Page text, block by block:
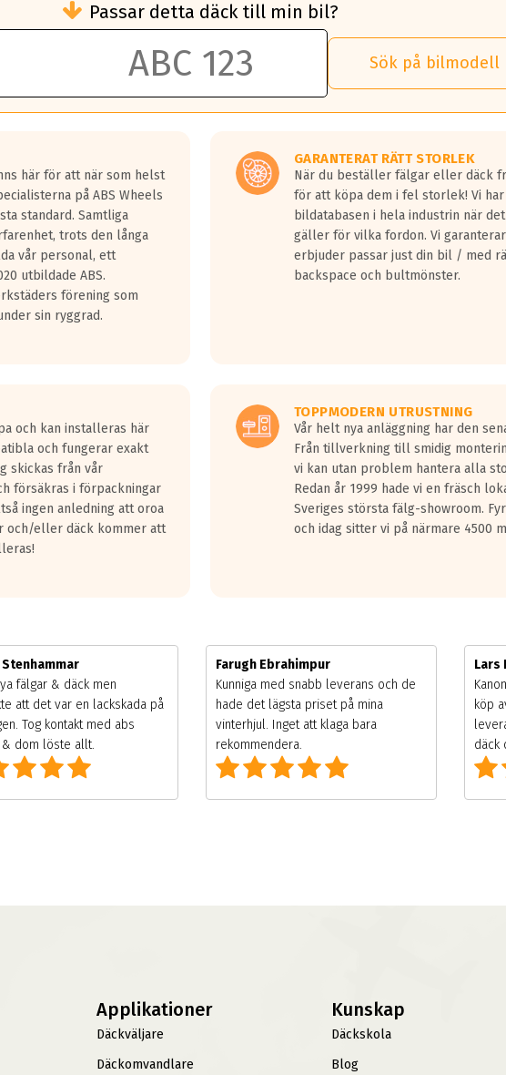
än ett klass G däck.
50 liter bränsle med ett klass A däck gentemot ett klass G däck.
vilken rutt du kör, samt vilken körstil du använder.
lastbilar.
på en väg där det ligger 0.5-1.5 mm vatten.
fyra billängder( ca 18meter) mellan däck med betyg A gentemot
överträffa motorljudet.
ett däck med vågar. Hög bullernivå markeras med svarta vågor
kraven som finns i dagsläget, men är inte längre tillåtna enligt nya
Passar detta däck till min bil?
Sök på bilmodell
här för att när som helst
på ABS Wheels
standard. Samtliga
trots den långa
vår personal, ett
utbildade ABS.
förening som
sin ryggrad.
GARANTERAT RÄTT STORLEK
När du beställer fälgar eller däck
för att köpa dem i fel storlek! Vi
bildatabasen i hela industrin när
gäller för vilka fordon. Vi
erbjuder passar just din bil / med
backspace och bultmönster.
och kan installeras här
och fungerar exakt
skickas från vår
försäkras i förpackningar
ingen anledning att oroa
och/eller däck kommer att
TOPPMODERN UTRUSTNING
Vår helt nya anläggning har den
Från tillverkning till smidig
vi kan utan problem hantera alla
Redan år 1999 hade vi en fräsch
Sveriges största fälg-showroom.
och idag sitter vi på närmare 4500
Stenhammar
fälgar & däck men
att det var en lackskada på
Tog kontakt med abs
dom löste allt.
Farugh Ebrahimpur
Kunniga med snabb leverans och de
hade det lägsta priset på mina
vinterhjul. Inget att klaga bara
rekommendera.
Lars
köp
däck
Applikationer
Däckväljare
Däckomvandlare
Kunskap
Däckskola
Blog